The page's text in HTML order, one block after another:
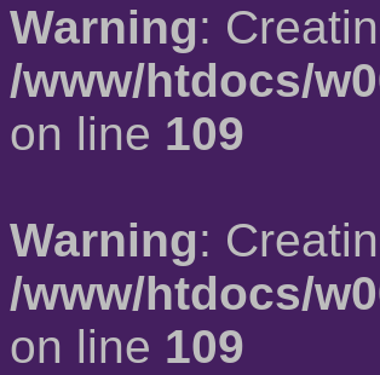
Warning:
/www/htdocs/
on line 109
Warning:
/www/htdocs/
on line 109